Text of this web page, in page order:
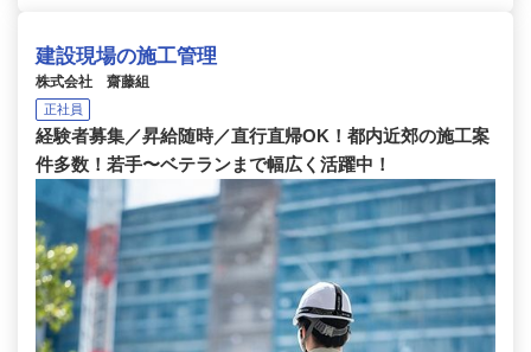
建設現場の施工管理
株式会社 齋藤組
正社員
経験者募集／昇給随時／直行直帰OK！都内近郊の施工案
件多数！若手〜ベテランまで幅広く活躍中！